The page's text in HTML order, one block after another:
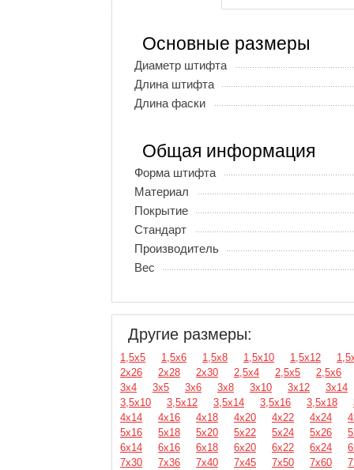
Основные размеры
Диаметр штифта
Длина штифта
Длина фаски
Общая информация
Форма штифта
Материал
Покрытие
Стандарт
Производитель
Вес
Другие размеры:
1,5х5 1,5х6 1,5х8 1,5х10 1,5х12
2х26
2х28 2х30 2,5х4 2,5х5
2,5х6
3х4
3х5 3х6 3х8 3х10 3х12
3х14
3,5х10
3,5х12 3,5х14 3,5х16 3,5х18
4х14
4х16 4х18 4х20 4х22 4х24
5х16
5х18 5х20 5х22 5х24 5х26
6х14
6х16 6х18 6х20 6х22 6х24
7х30
7х36 7х40 7х45 7х50 7х60